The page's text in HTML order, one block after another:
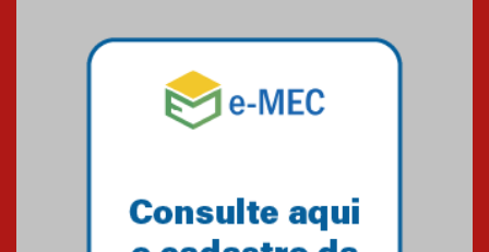
Mackenzie mobiliza campanha
solidária para apoiar famílias em
Minas Gerais
Primeiro culto do ano ressalta o